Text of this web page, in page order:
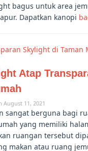
bagus untuk area
Dapatkan kanopi
Atap
August 11, 2021
sangat berguna bagi
yang memiliki
ruangan tersebut
makan atau ruang